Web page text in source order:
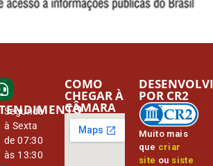
Segunda
à Sexta
de 07:30
às 13:30
COMO
CHEGAR À
CÂMARA
Muito mais
que criar
site ou siste
POR CR2